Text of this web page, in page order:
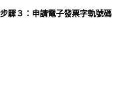
步驟３：申請電子發票字軌號碼